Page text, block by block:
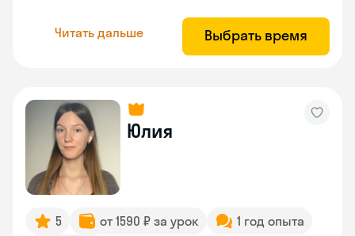
Читать дальше Выбрать время
Юлия
5 от 1590 ₽ за урок
1 год опыта